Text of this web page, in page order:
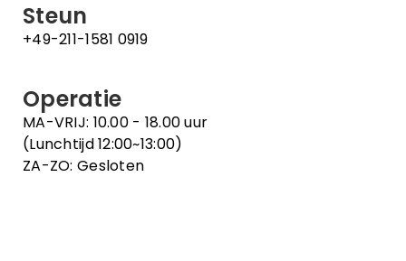
Steun
+49-211-1581 0919
Operatie
MA-VRIJ: 10.00 - 18.00 uur
(Lunchtijd 12:00~13:00)
ZA-ZO: Gesloten